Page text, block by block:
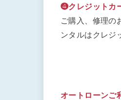
❹クレジットカ
ご購入、修理の
ンタルはクレジ
オートローンご